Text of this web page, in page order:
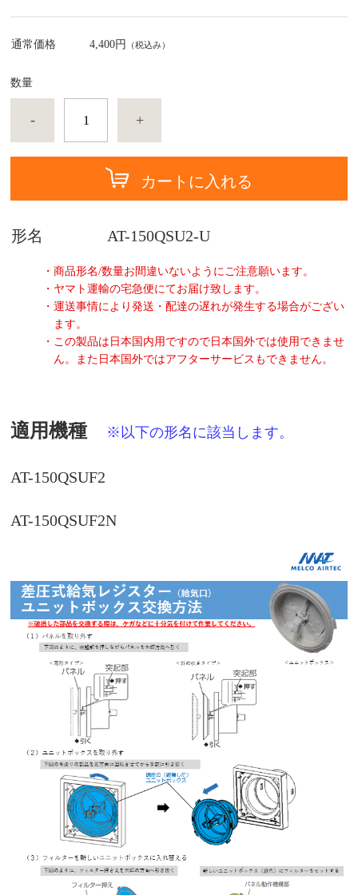
通常価格 4,400円 （税込み）
数量
- +
カートに入れる
形名 AT-150QSU2-U
・商品形名/数量お間違いないようにご注意願います。
・ヤマト運輸の宅急便にてお届け致します。
・運送事情により発送・配達の遅れが発生する場合がござい
ます。
・この製品は日本国内用ですので日本国外では使用できませ
ん。また日本国外ではアフターサービスもできません。
適用機種 ※以下の形名に該当します。
AT-150QSUF2
AT-150QSUF2N